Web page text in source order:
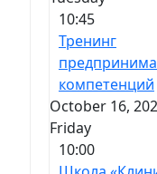
10:45
Тренинг
компетенций
October 16,
Friday
10:00